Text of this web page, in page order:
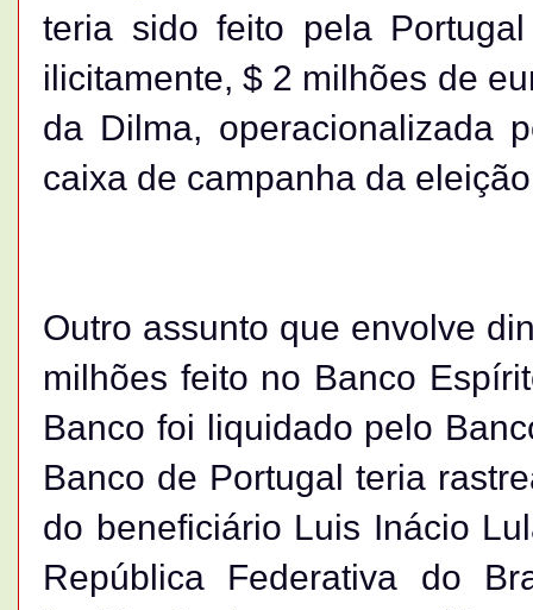
teria sido feito pela
ilicitamente, $ 2 milhões de
da Dilma, operacionalizada
caixa de campanha da
Outro assunto que envolve
milhões feito no Banco
Banco foi liquidado pelo
Banco de Portugal teria
do beneficiário Luis Inácio
República Federativa do